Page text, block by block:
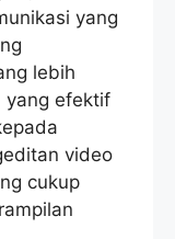
yang
lebih
yang efektif
video
cukup